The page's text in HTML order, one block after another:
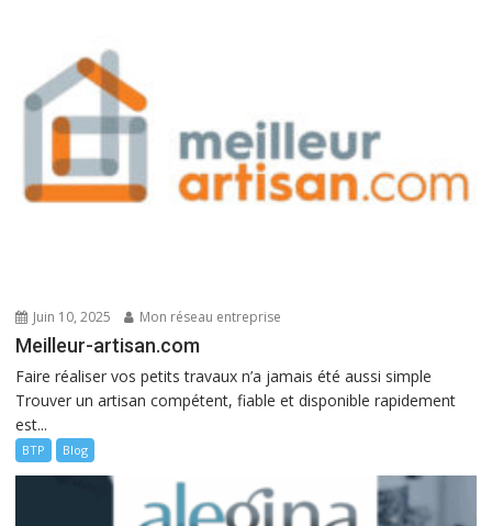
Juin 10, 2025 Mon réseau entreprise
Meilleur-artisan.com
Faire réaliser vos petits travaux n’a jamais été aussi simple
Trouver un artisan compétent, fiable et disponible rapidement
est...
BTP Blog